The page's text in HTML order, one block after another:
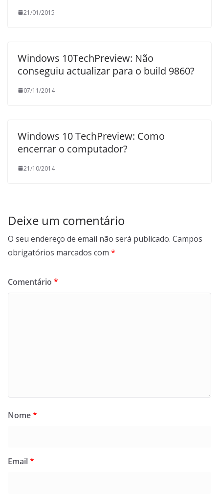
21/01/2015
Windows 10TechPreview: Não
conseguiu actualizar para o build 9860?
07/11/2014
Windows 10 TechPreview: Como
encerrar o computador?
21/10/2014
Deixe um comentário
O seu endereço de email não será publicado. Campos
obrigatórios marcados com *
Comentário *
Nome*
Email*